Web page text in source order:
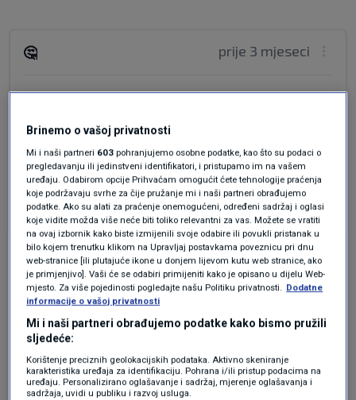
prije 3 mjeseci
🤔
Gdje ih uzgajaju?
Treba ih uvest iz Italije⁉️
U Italiji doseljenika na izvoz, ima im tko raditi.
Odgovor
Oglas
Brinemo o vašoj privatnosti
Mi i naši partneri 603 pohranjujemo osobne podatke, kao što su podaci o
pregledavanju ili jedinstveni identifikatori, i pristupamo im na vašem
uređaju. Odabirom opcije Prihvaćam omogućit ćete tehnologije praćenja
koje podržavaju svrhe za čije pružanje mi i naši partneri obrađujemo
podatke. Ako su alati za praćenje onemogućeni, određeni sadržaj i oglasi
koje vidite možda više neće biti toliko relevantni za vas. Možete se vratiti
na ovaj izbornik kako biste izmijenili svoje odabire ili povukli pristanak u
bilo kojem trenutku klikom na Upravljaj postavkama poveznicu pri dnu
web-stranice [ili plutajuće ikone u donjem lijevom kutu web stranice, ako
je primjenjivo]. Vaši će se odabiri primijeniti kako je opisano u dijelu Web-
mjesto. Za više pojedinosti pogledajte našu Politiku privatnosti. Dodatne
informacije o vašoj privatnosti
Mi i naši partneri obrađujemo podatke kako bismo pružili
sljedeće:
Korištenje preciznih geolokacijskih podataka. Aktivno skeniranje
karakteristika uređaja za identifikaciju. Pohrana i/ili pristup podacima na
uređaju. Personalizirano oglašavanje i sadržaj, mjerenje oglašavanja i
sadržaja, uvidi u publiku i razvoj usluga.